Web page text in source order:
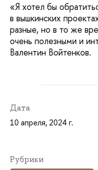
«Я хотел бы
в вышкинских
разные, но в то же
очень полезными и
Валентин Войтенков.
Дата
10 апреля, 2024 г.
Рубрики